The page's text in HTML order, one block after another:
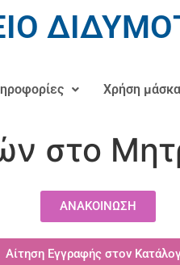
Χρήση
στο
ΑΝΑΚΟΙΝΩΣΗ
Αίτηση Εγγραφής στον